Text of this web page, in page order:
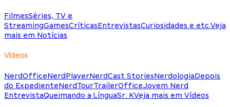
FilmesSéries, TV e
StreamingGamesCríticasEntrevistasCuriosidades e etc.Veja
mais em Notícias
Vídeos
NerdOfficeNerdPlayerNerdCast StoriesNerdologiaDepois
do ExpedienteNerdTourTrailerOfficeJovem Nerd
EntrevistaQueimando a LínguaSr. KVeja mais em Vídeos